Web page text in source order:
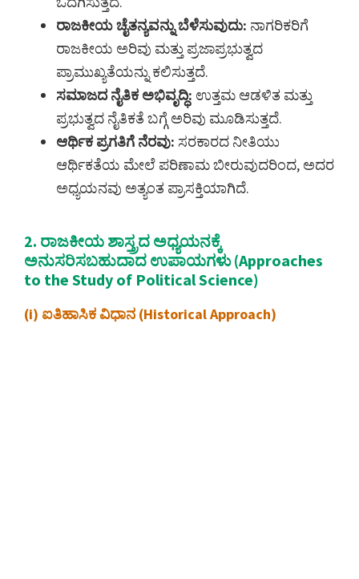
ರಾಜಕೀಯ ಚೈತನ್ಯವನ್ನು ಬೆಳೆಸುವುದು: ನಾಗರಿಕರಿಗೆ
ರಾಜಕೀಯ ಅರಿವು ಮತ್ತು ಪ್ರಜಾಪ್ರಭುತ್ವದ
ಪ್ರಾಮುಖ್ಯತೆಯನ್ನು ಕಲಿಸುತ್ತದೆ.
ಸಮಾಜದ ನೈತಿಕ ಅಭಿವೃದ್ಧಿ: ಉತ್ತಮ ಆಡಳಿತ ಮತ್ತು
ಪ್ರಭುತ್ವದ ನೈತಿಕತೆ ಬಗ್ಗೆ ಅರಿವು ಮೂಡಿಸುತ್ತದೆ.
ಆರ್ಥಿಕ ಪ್ರಗತಿಗೆ ನೆರವು: ಸರಕಾರದ ನೀತಿಯು
ಆರ್ಥಿಕತೆಯ ಮೇಲೆ ಪರಿಣಾಮ ಬೀರುವುದರಿಂದ, ಅದರ
ಅಧ್ಯಯನವು ಅತ್ಯಂತ ಪ್ರಾಸಕ್ತಿಯಾಗಿದೆ.
2. ರಾಜಕೀಯ ಶಾಸ್ತ್ರದ ಅಧ್ಯಯನಕ್ಕೆ
ಅನುಸರಿಸಬಹುದಾದ ಉಪಾಯಗಳು (Approaches
to the Study of Political Science)
(i) ಐತಿಹಾಸಿಕ ವಿಧಾನ (Historical Approach)